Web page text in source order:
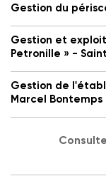
Gestion du
Gestion et
Petronille » -
Gestion de
Marcel